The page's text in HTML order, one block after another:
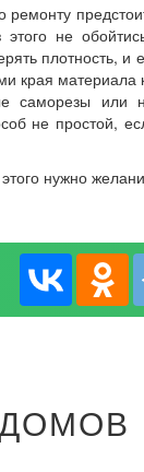
ремонту
не
плотность, и
края материала
саморезы или
не простой,
нужно